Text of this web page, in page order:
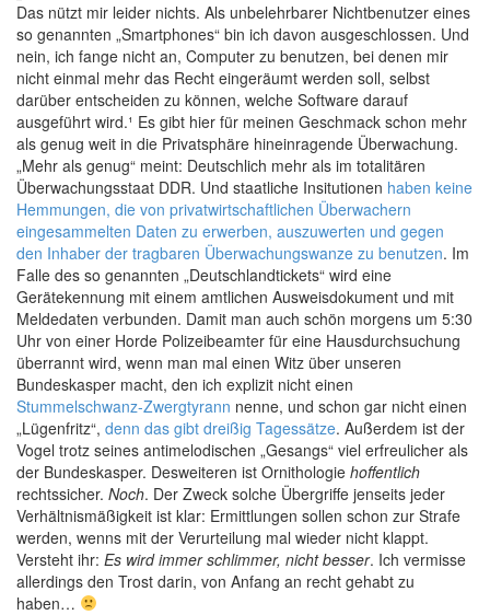
Das nützt mir leider nichts. Als unbelehrbarer Nichtbenutzer eines
so genannten „Smartphones“ bin ich davon ausgeschlossen. Und
nein, ich fange nicht an, Computer zu benutzen, bei denen mir
nicht einmal mehr das Recht eingeräumt werden soll, selbst
darüber entscheiden zu können, welche Software darauf
ausgeführt wird.¹ Es gibt hier für meinen Geschmack schon mehr
als genug weit in die Privatsphäre hineinragende Überwachung.
„Mehr als genug“ meint: Deutschlich mehr als im totalitären
Überwachungsstaat DDR. Und staatliche Insitutionen haben keine
Hemmungen, die von privatwirtschaftlichen Überwachern
eingesammelten Daten zu erwerben, auszuwerten und gegen
den Inhaber der tragbaren Überwachungswanze zu benutzen. Im
Falle des so genannten „Deutschlandtickets“ wird eine
Gerätekennung mit einem amtlichen Ausweisdokument und mit
Meldedaten verbunden. Damit man auch schön morgens um 5:30
Uhr von einer Horde Polizeibeamter für eine Hausdurchsuchung
überrannt wird, wenn man mal einen Witz über unseren
Bundeskasper macht, den ich explizit nicht einen
Stummelschwanz-Zwergtyrann nenne, und schon gar nicht einen
„Lügenfritz“, denn das gibt dreißig Tagessätze. Außerdem ist der
Vogel trotz seines antimelodischen „Gesangs“ viel erfreulicher als
der Bundeskasper. Desweiteren ist Ornithologie hoffentlich
rechtssicher. Noch. Der Zweck solche Übergriffe jenseits jeder
Verhältnismäßigkeit ist klar: Ermittlungen sollen schon zur Strafe
werden, wenns mit der Verurteilung mal wieder nicht klappt.
Versteht ihr: Es wird immer schlimmer, nicht besser. Ich vermisse
allerdings den Trost darin, von Anfang an recht gehabt zu
haben…